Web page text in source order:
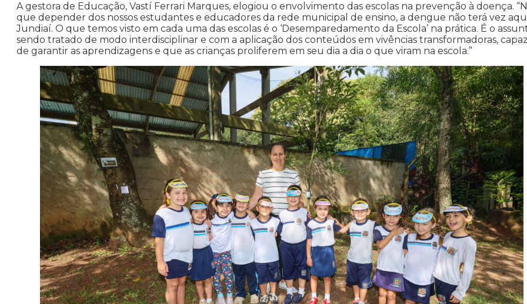
A gestora de Educação, Vastí Ferrari Marques, elogiou o envolvimento das escolas na prevenção à doença.
que depender dos nossos estudantes e educadores da rede municipal de ensino, a dengue não terá vez
Jundiaí. O que temos visto em cada uma das escolas é o ‘Desemparedamento da Escola’ na prática. É o
sendo tratado de modo interdisciplinar e com a aplicação dos conteúdos em vivências transformadoras,
de garantir as aprendizagens e que as crianças proliferem em seu dia a dia o que viram na escola.”